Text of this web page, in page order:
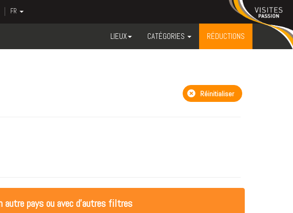
FR
LIEUX CATÉGORIES RÉDUCTIONS
Réinitialiser
autre pays ou avec d'autres filtres